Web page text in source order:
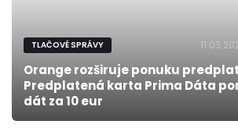
TLAČOVÉ SPRÁVY
Orange rozširuje ponuku
Predplatená karta Prima Dáta
dát za 10 eur